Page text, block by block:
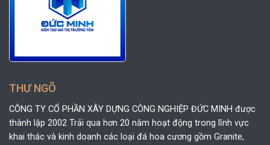
THƯ NGÕ
CÔNG TY CỔ PHẦN XÂY DỰNG CÔNG NGHIỆP ĐỨC MINH được
thành lập 2002 Trải qua hơn 20 năm hoạt động trong lĩnh vực
khai thác và kinh doanh các loại đá hoa cương gồm Granite,